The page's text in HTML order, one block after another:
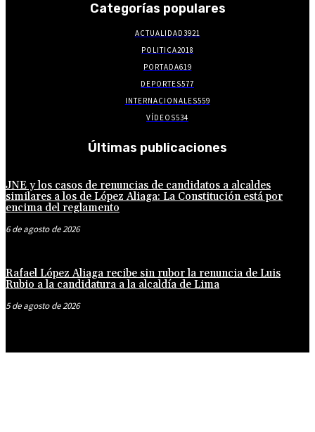
Categorías populares
ACTUALIDAD3921
POLITICA2018
PORTADA619
DEPORTES577
INTERNACIONALES559
VÍDEOS534
Últimas publicaciones
JNE y los casos de renuncias de candidatos a alcaldes
similares a los de López Aliaga: La Constitución está por
encima del reglamento
6 de agosto de 2026
Rafael López Aliaga recibe sin rubor la renuncia de Luis
Rubio a la candidatura a la alcaldía de Lima
5 de agosto de 2026